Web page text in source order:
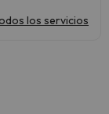
los servicios